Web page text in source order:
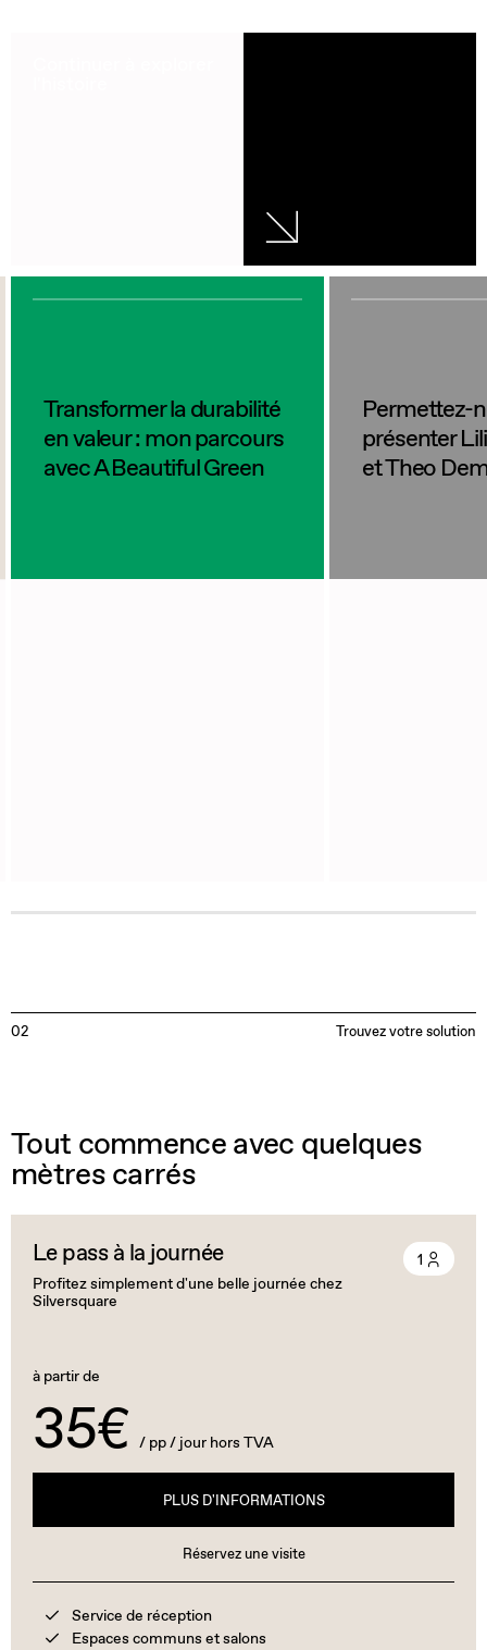
Transformer la durabilité
en valeur : mon parcours
avec A Beautiful Green
Permettez-
présenter
et Theo
02 Trouvez votre solution
Tout commence avec quelques
mètres carrés
Le pass à la journée
Profitez simplement d'une belle journée chez
Silversquare
1
à partir de
35€ / pp / jour hors TVA
PLUS D'INFORMATIONS
Réservez une visite
Service de réception
Espaces communs et salons